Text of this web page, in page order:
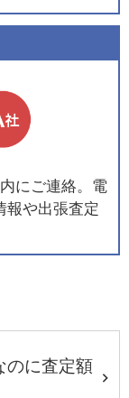
にご連絡。電
報や出張査定
のに査定額